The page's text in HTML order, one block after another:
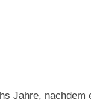
Jahre, nachdem